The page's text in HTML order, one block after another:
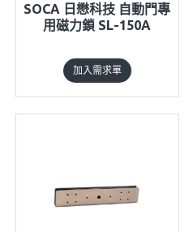
SOCA 日懋科技 自動門專
用磁力鎖 SL-150A
加入需求單